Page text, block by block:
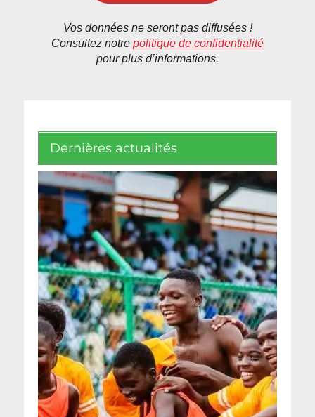
Vos données ne seront pas diffusées !
Consultez notre politique de confidentialité
pour plus d’informations.
Dernières actualités